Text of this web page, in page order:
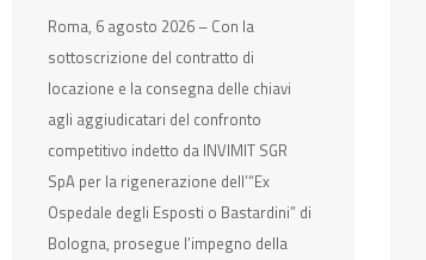
Roma, 6 agosto 2026 – Con la
sottoscrizione del contratto di
locazione e la consegna delle chiavi
agli aggiudicatari del confronto
competitivo indetto da INVIMIT SGR
SpA per la rigenerazione dell’“Ex
Ospedale degli Esposti o Bastardini” di
Bologna, prosegue l’impegno della